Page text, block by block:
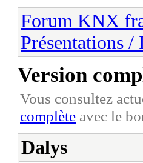
Forum KNX
Présentations
Version
Vous consultez
complète avec le
Dalys